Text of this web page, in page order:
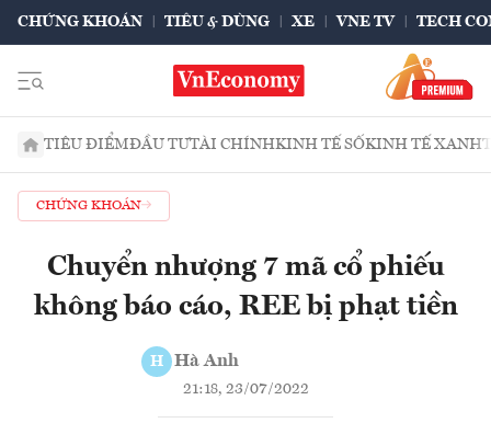
CHỨNG KHOÁN TIÊU & DÙNG XE VNE TV TECH
TIÊU ĐIỂMĐẦU TƯTÀI CHÍNHKINH TẾ SỐKINH TẾ XANH
CHỨNG KHOÁN
Chuyển nhượng 7 mã cổ phiếu
không báo cáo, REE bị phạt tiền
H Hà Anh
21:18, 23/07/2022